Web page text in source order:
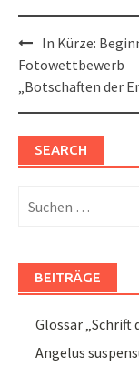
Post
navigation
In Kürze:
Fotowettbewerb
„Botschaften der
SEARCH
nach:
BEITRÄGE
Glossar „Schrift
Angelus